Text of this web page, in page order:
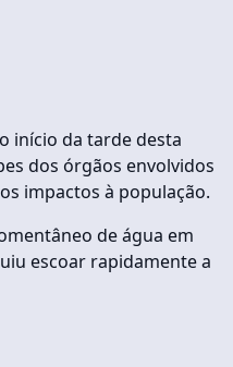
início da tarde desta
dos órgãos envolvidos
impactos à população.
de água em
escoar rapidamente a